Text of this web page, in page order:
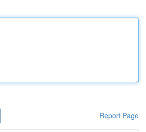
Report Page